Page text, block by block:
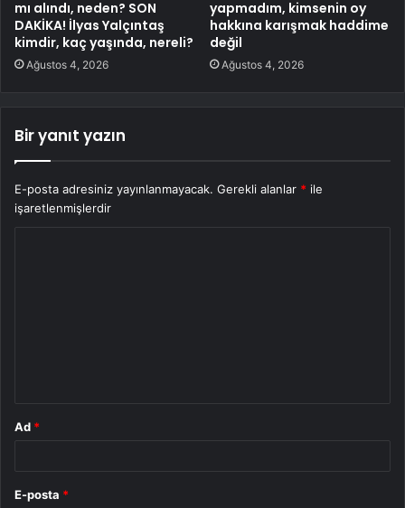
mı alındı, neden? SON
DAKİKA! İlyas Yalçıntaş
kimdir, kaç yaşında, nereli?
Ağustos 4, 2026
yapmadım, kimsenin oy
hakkına karışmak haddime
değil
Ağustos 4, 2026
Bir yanıt yazın
E-posta adresiniz yayınlanmayacak. Gerekli alanlar * ile
işaretlenmişlerdir
Ad *
E-posta *